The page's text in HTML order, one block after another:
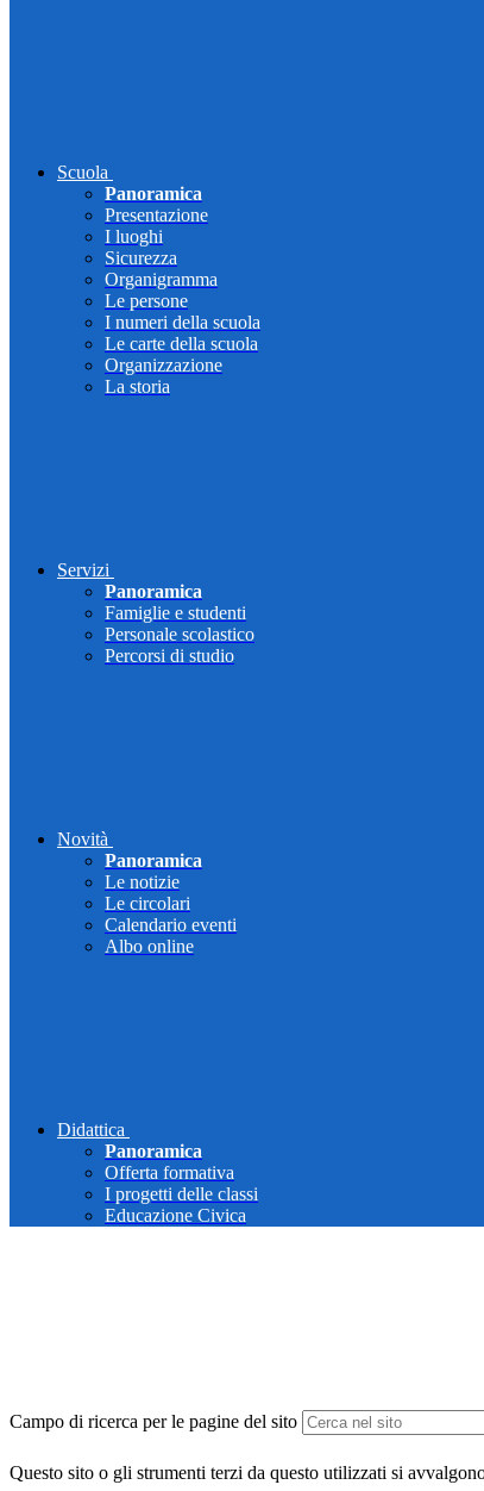
Scuola
Panoramica
Presentazione
I luoghi
Sicurezza
Organigramma
Le persone
I numeri della scuola
Le carte della scuola
Organizzazione
La storia
Servizi
Panoramica
Famiglie e studenti
Personale scolastico
Percorsi di studio
Novità
Panoramica
Le notizie
Le circolari
Calendario eventi
Albo online
Didattica
Panoramica
Offerta formativa
I progetti delle classi
Educazione Civica
Campo di ricerca per le pagine del sito
Questo sito o gli strumenti terzi da questo utilizzati si